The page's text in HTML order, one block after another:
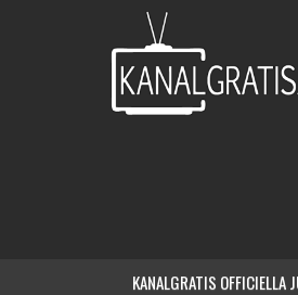
KANALGRATIS OFFICIELLA